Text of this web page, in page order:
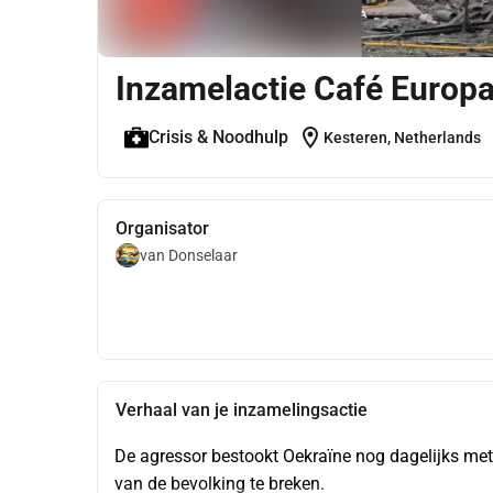
Inzamelactie Café
Crisis & Noodhulp location_on Kesteren, Netherlands
Organisator
van Donselaar
Verhaal van je inzamelingsactie
De agressor bestookt Oekraïne nog dagelijks
van de bevolking te breken.